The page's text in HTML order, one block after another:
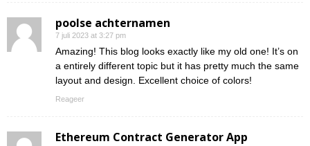
poolse achternamen
7 juli 2023 at 3:27 pm
Amazing! This blog looks exactly like my old one! It’s on
a entirely different topic but it has pretty much the same
layout and design. Excellent choice of colors!
Reageer
Ethereum Contract Generator App